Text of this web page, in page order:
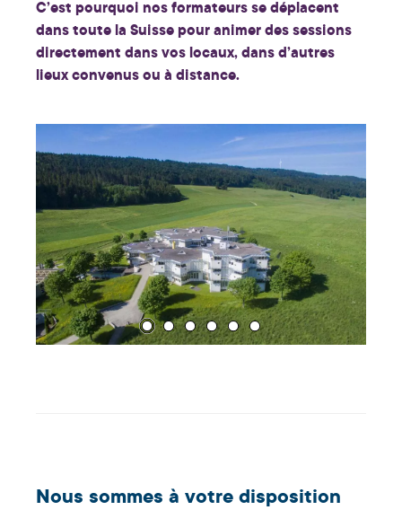
C’est pourquoi nos formateurs se déplacent
dans toute la Suisse pour animer des sessions
directement dans vos locaux, dans d’autres
lieux convenus ou à distance.
Nous sommes à votre disposition